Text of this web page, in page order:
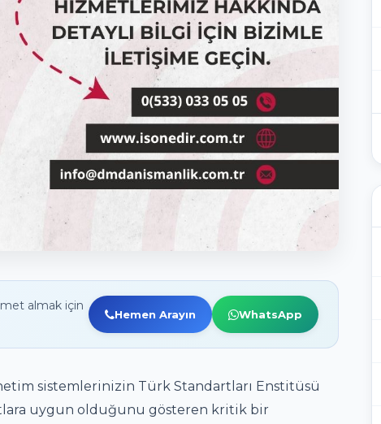
almak için
Hemen Arayın WhatsApp
sistemlerinizin Türk Standartları Enstitüsü
uygun olduğunu gösteren kritik bir